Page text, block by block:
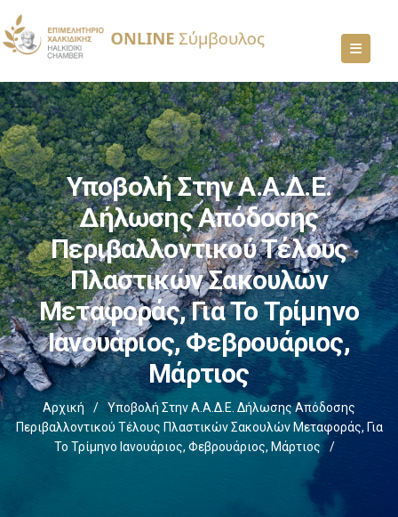
Υποβολή Στην Α.Α.Δ.Ε.
Δήλωσης Απόδοσης
Περιβαλλοντικού Τέλους
Πλαστικών Σακουλών
Μεταφοράς, Για Το Τρίμηνο
Ιανουάριος, Φεβρουάριος,
Μάρτιος
Αρχική /
Υποβολή Στην Α.Α.Δ.Ε. Δήλωσης Απόδοσης
Περιβαλλοντικού Τέλους Πλαστικών Σακουλών Μεταφοράς, Για
Το Τρίμηνο Ιανουάριος, Φεβρουάριος, Μάρτιος
/